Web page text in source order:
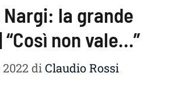
la grande
“Così non vale…”
diClaudio Rossi